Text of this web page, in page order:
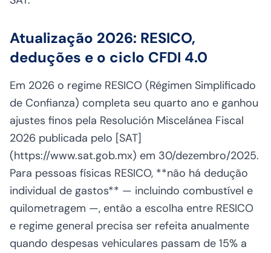
Atualização 2026: RESICO,
deduções e o ciclo CFDI 4.0
Em 2026 o regime RESICO (Régimen Simplificado
de Confianza) completa seu quarto ano e ganhou
ajustes finos pela Resolución Miscelánea Fiscal
2026 publicada pelo [SAT]
(https://www.sat.gob.mx) em 30/dezembro/2025.
Para pessoas físicas RESICO, **não há dedução
individual de gastos** — incluindo combustível e
quilometragem —, então a escolha entre RESICO
e regime general precisa ser refeita anualmente
quando despesas vehiculares passam de 15% a